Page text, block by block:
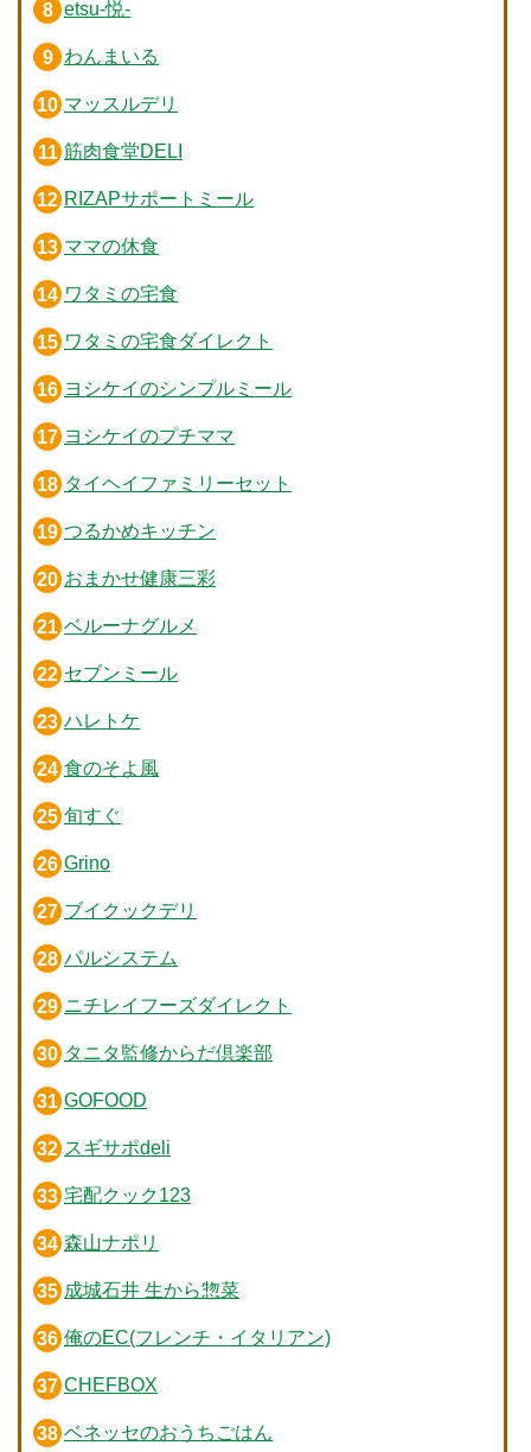
etsu-悦-
わんまいる
マッスルデリ
筋肉食堂DELI
RIZAPサポートミール
ママの休食
ワタミの宅食
ワタミの宅食ダイレクト
ヨシケイのシンプルミール
ヨシケイのプチママ
タイヘイファミリーセット
つるかめキッチン
おまかせ健康三彩
ベルーナグルメ
セブンミール
ハレトケ
食のそよ風
旬すぐ
Grino
ブイクックデリ
パルシステム
ニチレイフーズダイレクト
タニタ監修からだ倶楽部
GOFOOD
スギサポdeli
宅配クック123
森山ナポリ
成城石井 生から惣菜
俺のEC(フレンチ・イタリアン)
CHEFBOX
ベネッセのおうちごはん